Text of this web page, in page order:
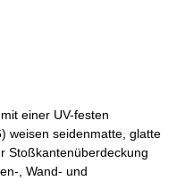
einer UV-festen
weisen seidenmatte, glatte
Stoßkantenüberdeckung
, Wand- und